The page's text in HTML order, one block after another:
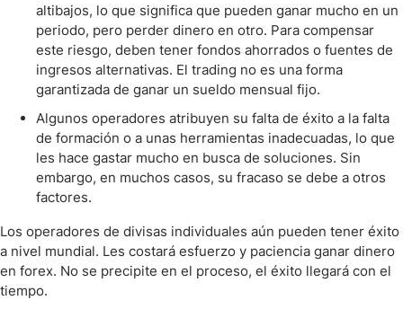
altibajos, lo que significa que pueden ganar mucho en un
periodo, pero perder dinero en otro. Para compensar
este riesgo, deben tener fondos ahorrados o fuentes de
ingresos alternativas. El trading no es una forma
garantizada de ganar un sueldo mensual fijo.
Algunos operadores atribuyen su falta de éxito a la falta
de formación o a unas herramientas inadecuadas, lo que
les hace gastar mucho en busca de soluciones. Sin
embargo, en muchos casos, su fracaso se debe a otros
factores.
Los operadores de divisas individuales aún pueden tener éxito
a nivel mundial. Les costará esfuerzo y paciencia ganar dinero
en forex. No se precipite en el proceso, el éxito llegará con el
tiempo.